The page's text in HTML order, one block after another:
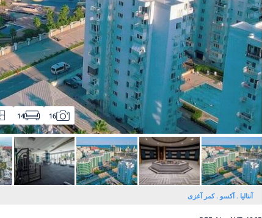
16
14
آنتالیا آکسو کمر آغزی